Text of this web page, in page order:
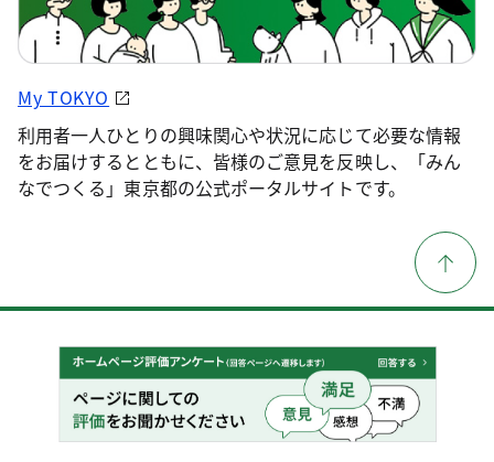
My TOKYO
利用者一人ひとりの興味関心や状況に応じて必要な情報
をお届けするとともに、皆様のご意見を反映し、「みん
なでつくる」東京都の公式ポータルサイトです。